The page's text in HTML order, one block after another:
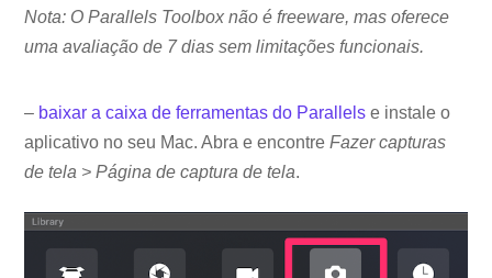
Nota: O Parallels Toolbox não é freeware, mas oferece
uma avaliação de 7 dias sem limitações funcionais.
– baixar a caixa de ferramentas do Parallels e instale o
aplicativo no seu Mac. Abra e encontreFazer capturas
de tela > Página de captura de tela.